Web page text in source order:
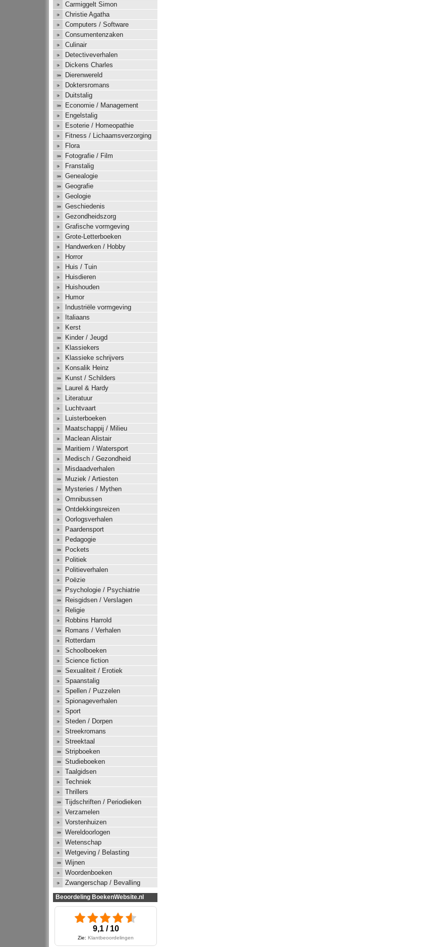
Carmiggelt Simon
Christie Agatha
Computers / Software
Consumentenzaken
Culinair
Detectiveverhalen
Dickens Charles
Dierenwereld
Doktersromans
Duitstalig
Economie / Management
Engelstalig
Esoterie / Homeopathie
Fitness / Lichaamsverzorging
Flora
Fotografie / Film
Franstalig
Genealogie
Geografie
Geologie
Geschiedenis
Gezondheidszorg
Grafische vormgeving
Grote-Letterboeken
Handwerken / Hobby
Horror
Huis / Tuin
Huisdieren
Huishouden
Humor
Industriële vormgeving
Italiaans
Kerst
Kinder / Jeugd
Klassiekers
Klassieke schrijvers
Konsalik Heinz
Kunst / Schilders
Laurel & Hardy
Literatuur
Luchtvaart
Luisterboeken
Maatschappij / Milieu
Maclean Alistair
Maritiem / Watersport
Medisch / Gezondheid
Misdaadverhalen
Muziek / Artiesten
Mysteries / Mythen
Omnibussen
Ontdekkingsreizen
Oorlogsverhalen
Paardensport
Pedagogie
Pockets
Politiek
Politieverhalen
Poëzie
Psychologie / Psychiatrie
Reisgidsen / Verslagen
Religie
Robbins Harrold
Romans / Verhalen
Rotterdam
Schoolboeken
Science fiction
Sexualiteit / Erotiek
Spaanstalig
Spellen / Puzzelen
Spionageverhalen
Sport
Steden / Dorpen
Streekromans
Streektaal
Stripboeken
Studieboeken
Taalgidsen
Techniek
Thrillers
Tijdschriften / Periodieken
Verzamelen
Vorstenhuizen
Wereldoorlogen
Wetenschap
Wetgeving / Belasting
Wijnen
Woordenboeken
Zwangerschap / Bevalling
Beoordeling BoekenWebsite.nl
9,1 / 10
Zie: Klantbeoordelingen